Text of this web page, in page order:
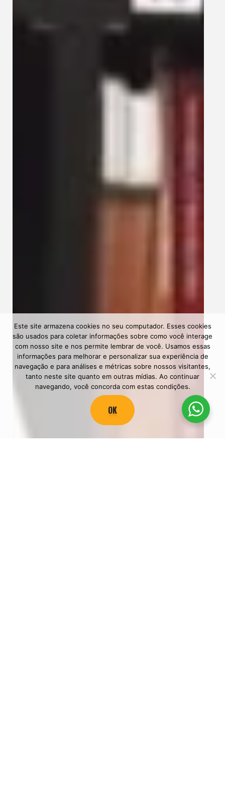
Este site armazena cookies no seu computador. Esses cookies
são usados ​​para coletar informações sobre como você interage
com nosso site e nos permite lembrar de você. Usamos essas
informações para melhorar e personalizar sua experiência de
navegação e para análises e métricas sobre nossos visitantes,
tanto neste site quanto em outras mídias. Ao continuar
navegando, você concorda com estas condições.
OK